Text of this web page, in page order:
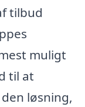
tilbud
muligt
til at
løsning,